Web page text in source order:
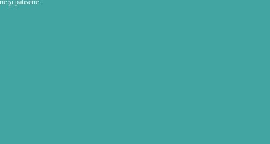
şi patiserie.